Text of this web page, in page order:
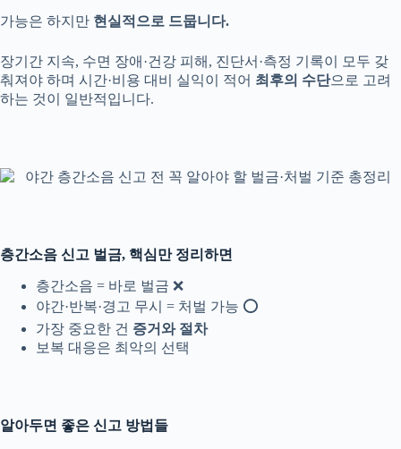
가능은 하지만 현실적으로 드뭅니다.
장기간 지속, 수면 장애·건강 피해, 진단서·측정 기록이 모두 갖
춰져야 하며 시간·비용 대비 실익이 적어 최후의 수단으로 고려
하는 것이 일반적입니다.
층간소음 신고 벌금, 핵심만 정리하면
층간소음 = 바로 벌금 ❌
야간·반복·경고 무시 = 처벌 가능 ⭕
가장 중요한 건 증거와 절차
보복 대응은 최악의 선택
알아두면 좋은 신고 방법들